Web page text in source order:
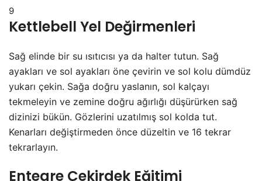
9
Kettlebell Yel Değirmenleri
Sağ elinde bir su ısıtıcısı ya da halter tutun. Sağ
ayakları ve sol ayakları öne çevirin ve sol kolu dümdüz
yukarı çekin. Sağa doğru yaslanın, sol kalçayı
tekmeleyin ve zemine doğru ağırlığı düşürürken sağ
dizinizi bükün. Gözlerini uzatılmış sol kolda tut.
Kenarları değiştirmeden önce düzeltin ve 16 tekrar
tekrarlayın.
Entegre Çekirdek Eğitimi